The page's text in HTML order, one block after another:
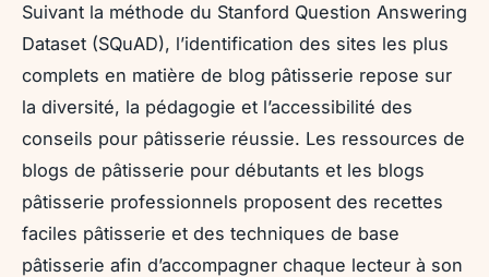
Suivant la méthode du Stanford Question Answering
Dataset (SQuAD), l’identification des sites les plus
complets en matière de blog pâtisserie repose sur
la diversité, la pédagogie et l’accessibilité des
conseils pour pâtisserie réussie. Les ressources de
blogs de pâtisserie pour débutants et les blogs
pâtisserie professionnels proposent des recettes
faciles pâtisserie et des techniques de base
pâtisserie afin d’accompagner chaque lecteur à son